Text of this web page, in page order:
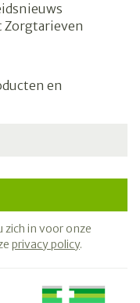
Zorgtarieven
en
zich in voor onze
privacy policy.